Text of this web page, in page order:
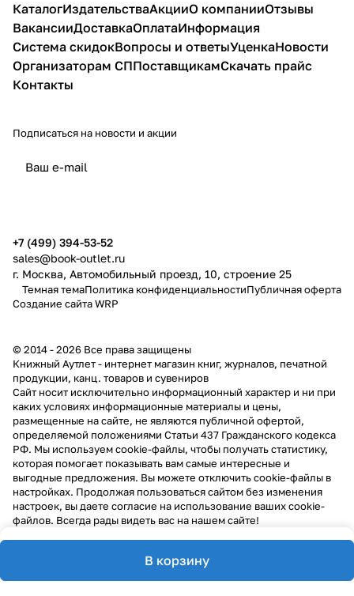
В корзину
КаталогИздательстваАкцииО компанииОтзывы
ВакансииДоставкаОплатаИнформация
Система скидокВопросы и ответыУценкаНовости
Организаторам СППоставщикамСкачать прайс
Контакты
Подписаться на новости и акции
+7 (499) 394-53-52
sales@book-outlet.ru
г. Москва, Автомобильный проезд, 10, строение 25
Темная темаПолитика конфиденциальностиПубличная оферта
Создание сайтаWRP
© 2014 - 2026 Все права защищены
Книжный Аутлет - интернет магазин книг, журналов, печатной
продукции, канц. товаров и сувениров
Cайт носит исключительно информационный характер и ни при
каких условиях информационные материалы и цены,
размещенные на сайте, не являются публичной офертой,
определяемой положениями Статьи 437 Гражданского кодекса
РФ. Мы используем cookie-файлы, чтобы получать статистику,
которая помогает показывать вам самые интересные и
выгодные предложения. Вы можете отключить cookie-файлы в
настройках. Продолжая пользоваться сайтом без изменения
настроек, вы даете согласие на использование ваших cookie-
файлов. Всегда рады видеть вас на нашем сайте!